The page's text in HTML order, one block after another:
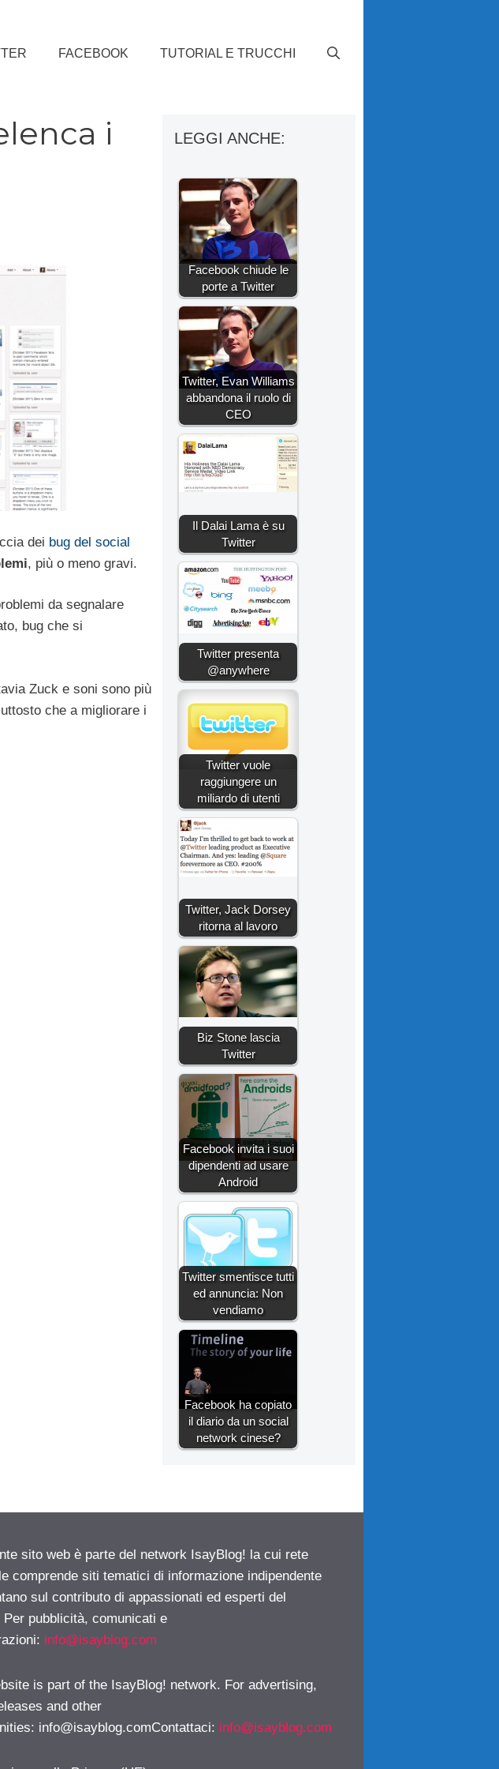
FACEBOOK TUTORIAL E TRUCCHI
i
dei bug del social
, più o meno gravi.
da segnalare
bug che si
Zuck e soni sono più
che a migliorare i
LEGGI ANCHE:
Facebook chiude le
porte a Twitter
Twitter, Evan Williams
abbandona il ruolo di
CEO
Il Dalai Lama è su
Twitter
Twitter presenta
@anywhere
Twitter vuole
raggiungere un
miliardo di utenti
Twitter, Jack Dorsey
ritorna al lavoro
Biz Stone lascia
Twitter
Facebook invita i suoi
dipendenti ad usare
Android
Twitter smentisce tutti
ed annuncia: Non
vendiamo
Facebook ha copiato
il diario da un social
network cinese?
sito web è parte del network IsayBlog! la cui rete
comprende siti tematici di informazione indipendente
sul contributo di appassionati ed esperti del
Per pubblicità, comunicati e
info@isayblog.com
is part of the IsayBlog! network. For advertising,
and other
info@isayblog.comContattaci: info@isayblog.com